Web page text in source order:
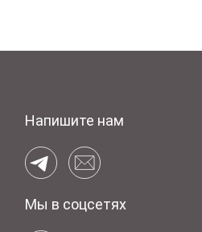
Напишите нам
Мы в соцсетях